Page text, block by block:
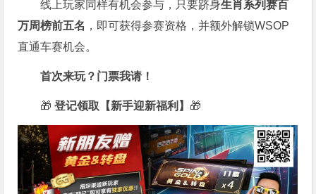
线上玩家同样有机会参与，只要跻身生肖系列赛百
万周榜前五名 ，即可获得参赛资格，并额外解锁WSOP
直通车赛机会。
首次来玩？门票我请！
🎁 登记领取【新手迎新福利】 🎁